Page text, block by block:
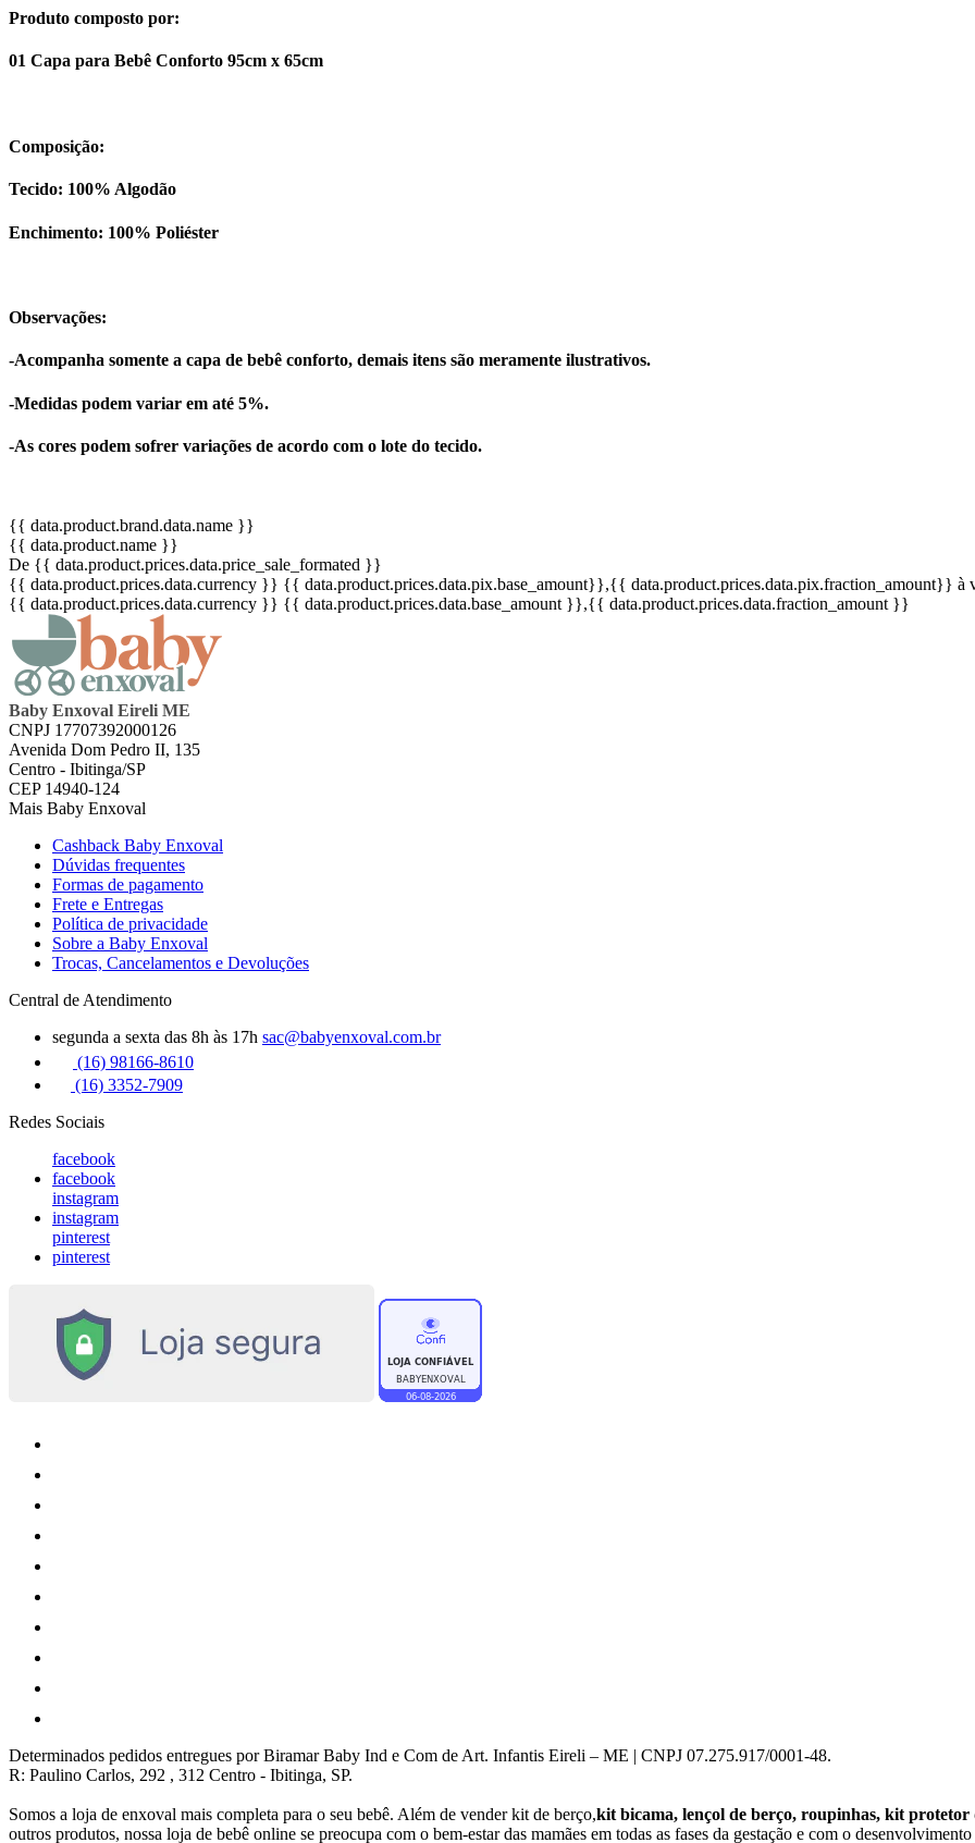
Produto composto por:
01 Capa para Bebê Conforto 95cm x 65cm
Composição:
Tecido: 100% Algodão
Enchimento: 100% Poliéster
Observações:
-Acompanha somente a capa de bebê conforto, demais itens são meramente ilustrativos.
-Medidas podem variar em até 5%.
-As cores podem sofrer variações de acordo com o lote do tecido.
{{ data.product.brand.data.name }}
{{ data.product.name }}
De {{ data.product.prices.data.price_sale_formated }}
{{ data.product.prices.data.currency }} {{ data.product.prices.data.pix.base_amount}},{{ data.product.prices.data.pix.fraction_amount}} à
{{ data.product.prices.data.currency }} {{ data.product.prices.data.base_amount }},{{ data.product.prices.data.fraction_amount }}
Baby Enxoval Eireli ME
CNPJ 17707392000126
Avenida Dom Pedro II, 135
Centro - Ibitinga/SP
CEP 14940-124
Mais Baby Enxoval
Cashback Baby Enxoval
Dúvidas frequentes
Formas de pagamento
Frete e Entregas
Política de privacidade
Sobre a Baby Enxoval
Trocas, Cancelamentos e Devoluções
Central de Atendimento
segunda a sexta das 8h às 17h sac@babyenxoval.com.br
(16) 98166-8610
(16) 3352-7909
Redes Sociais
facebook
facebook
instagram
instagram
pinterest
pinterest
Determinados pedidos entregues por Biramar Baby Ind e Com de Art. Infantis Eireli – ME | CNPJ 07.275.917/0001-48.
R: Paulino Carlos, 292 , 312 Centro - Ibitinga, SP.
Somos a loja de enxoval mais completa para o seu bebê. Além de vender kit de berço,kit bicama, lençol de berço, roupinhas, kit
outros produtos, nossa loja de bebê online se preocupa com o bem-estar das mamães em todas as fases da gestação e com o